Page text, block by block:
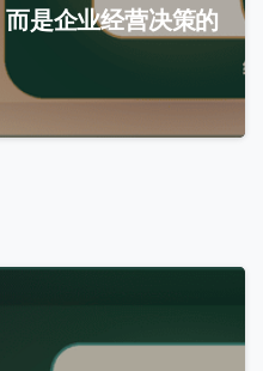
是企业经营决策的